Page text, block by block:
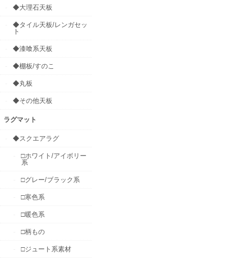
◆大理石天板
◆タイル天板/レンガセッ
ト
◆漆喰系天板
◆棚板/すのこ
◆丸板
◆その他天板
ラグマット
◆スクエアラグ
□ホワイト/アイボリー
系
□グレー/ブラック系
□寒色系
□暖色系
□柄もの
□ジュート系素材